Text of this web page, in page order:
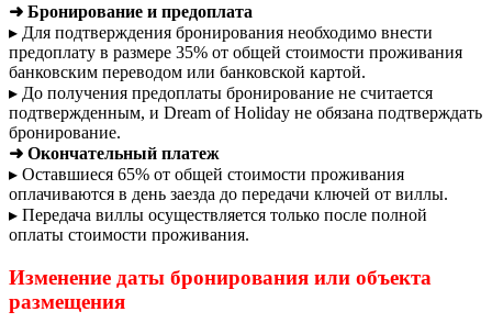
➜ Бронирование и предоплата
▸ Для подтверждения бронирования необходимо внести
предоплату в размере 35% от общей стоимости проживания
банковским переводом или банковской картой.
▸ До получения предоплаты бронирование не считается
подтвержденным, и Dream of Holiday не обязана подтверждать
бронирование.
➜ Окончательный платеж
▸ Оставшиеся 65% от общей стоимости проживания
оплачиваются в день заезда до передачи ключей от виллы.
▸ Передача виллы осуществляется только после полной
оплаты стоимости проживания.
Изменение даты бронирования или объекта
размещения